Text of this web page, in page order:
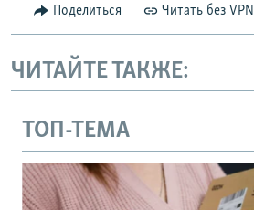
Поделиться Читать без VPN
ЧИТАЙТЕ ТАКЖЕ:
ТОП-ТЕМА